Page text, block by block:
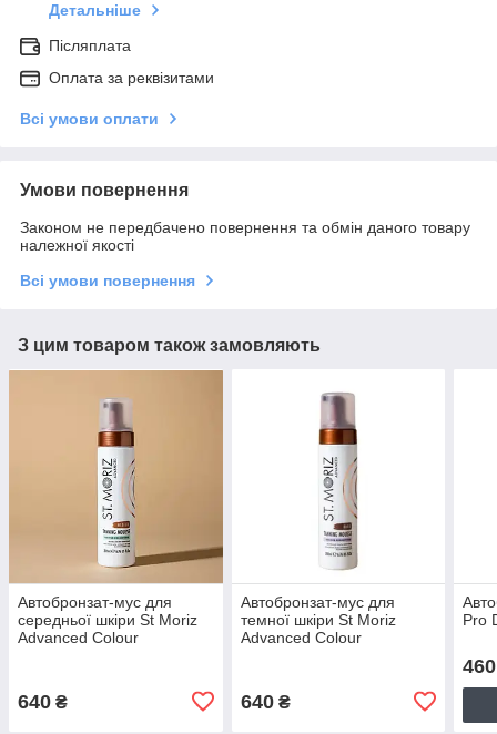
Детальніше
Післяплата
Оплата за реквізитами
Всі умови оплати
Умови повернення
Законом не передбачено повернення та обмін даного товару
належної якості
Всі умови повернення
З цим товаром також замовляють
Автобронзат-мус для
середньої шкіри St Moriz
Advanced Colour
640 ₴
Автобронзат-мус для
темної шкіри St Moriz
Advanced Colour
640₴
Pro
460